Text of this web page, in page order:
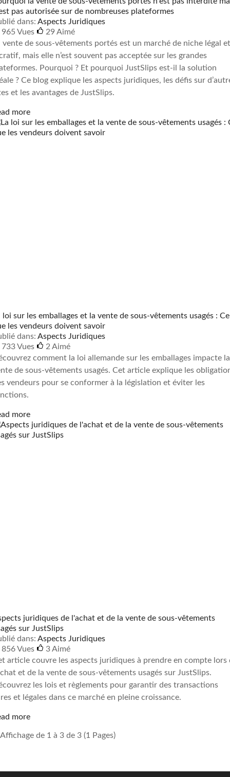
pas autorisée sur de nombreuses plateformes
dans: Aspects Juridiques
965 Vues
29Aimé
vente de sous-vêtements portés est un marché de niche légal et
mais elle n’est souvent pas acceptée sur les grandes
Pourquoi ? Et pourquoi JustSlips est-il la solution
? Ce blog explique les aspects juridiques, les défis sur
et les avantages de JustSlips.
more
loi sur les emballages et la vente de sous-vêtements usagés : Ce
les vendeurs doivent savoir
dans: Aspects Juridiques
733 Vues
2 Aimé
comment la loi allemande sur les emballages impacte la
de sous-vêtements usagés. Cet article explique les
vendeurs pour se conformer à la législation et éviter les
more
juridiques de l'achat et de la vente de sous-vêtements
sur JustSlips
dans: Aspects Juridiques
856 Vues
3Aimé
article couvre les aspects juridiques à prendre en compte lors
et de la vente de sous-vêtements usagés sur JustSlips.
les lois et règlements pour garantir des transactions
et légales dans ce marché en pleine croissance.
more
Affichage de 1 à 3 de 3 (1 Pages)